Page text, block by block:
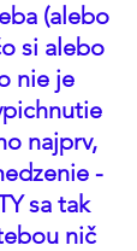
(alebo
si alebo
nie je
najprv,
-
sa tak
nič